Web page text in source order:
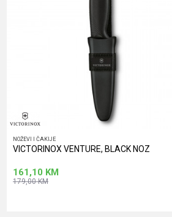
NOŽEVI I ČAKIJE
VICTORINOX VENTURE, BLACK NOZ
161,10 KM
179,00KM